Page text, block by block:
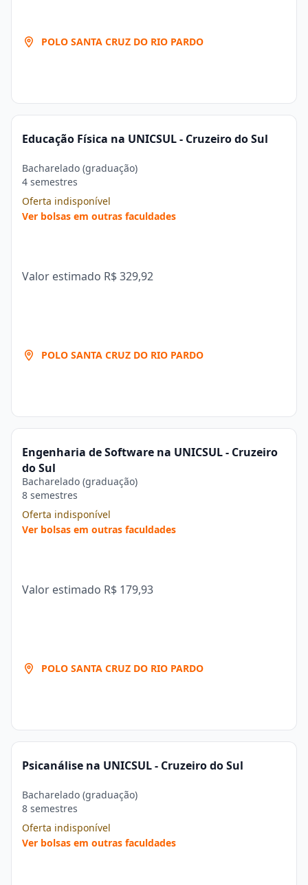
POLO SANTA CRUZ DO RIO PARDO
Educação Física na UNICSUL - Cruzeiro do Sul
Bacharelado (graduação)
4 semestres
Oferta indisponível
Ver bolsas em outras faculdades
Valor estimado R$ 329,92
POLO SANTA CRUZ DO RIO PARDO
Engenharia de Software na UNICSUL - Cruzeiro
do Sul
Bacharelado (graduação)
8 semestres
Oferta indisponível
Ver bolsas em outras faculdades
Valor estimado R$ 179,93
POLO SANTA CRUZ DO RIO PARDO
Psicanálise na UNICSUL - Cruzeiro do Sul
Bacharelado (graduação)
8 semestres
Oferta indisponível
Ver bolsas em outras faculdades